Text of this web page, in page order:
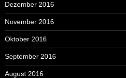
Dezember 2016
November 2016
Oktober 2016
September 2016
August 2016